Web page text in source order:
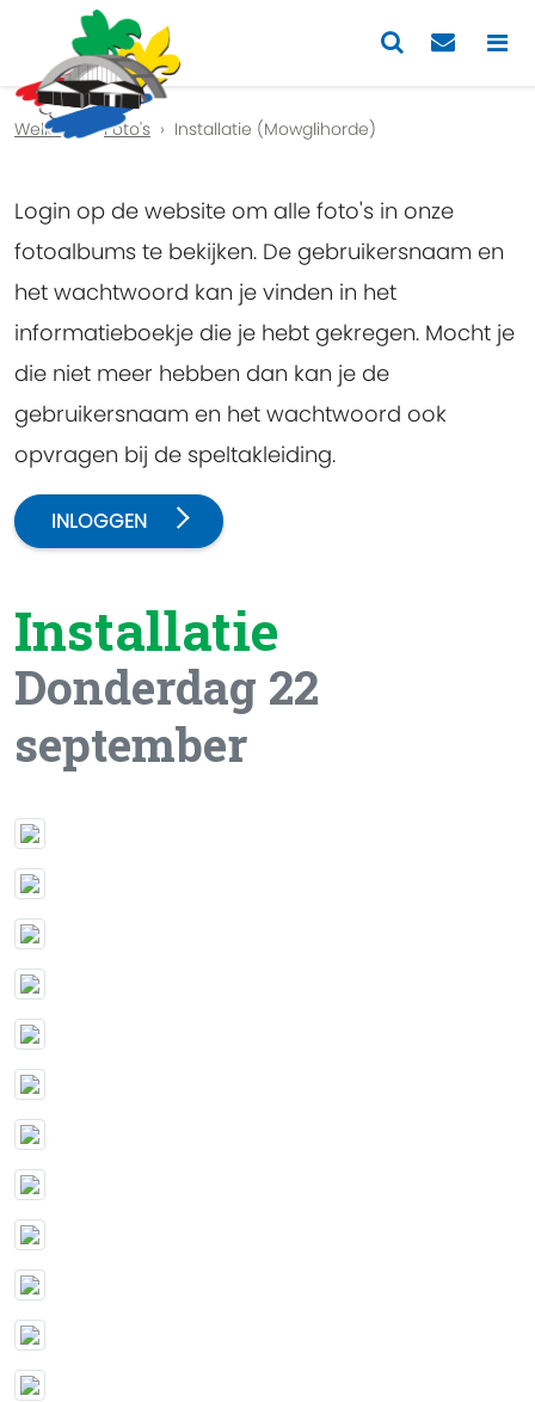
Previous
Welkom Foto's Installatie (Mowglihorde)
Login op de website om alle foto's in onze
fotoalbums te bekijken. De gebruikersnaam en
het wachtwoord kan je vinden in het
informatieboekje die je hebt gekregen. Mocht je
die niet meer hebben dan kan je de
gebruikersnaam en het wachtwoord ook
opvragen bij de speltakleiding.
INLOGGEN
Installatie
Donderdag 22
september